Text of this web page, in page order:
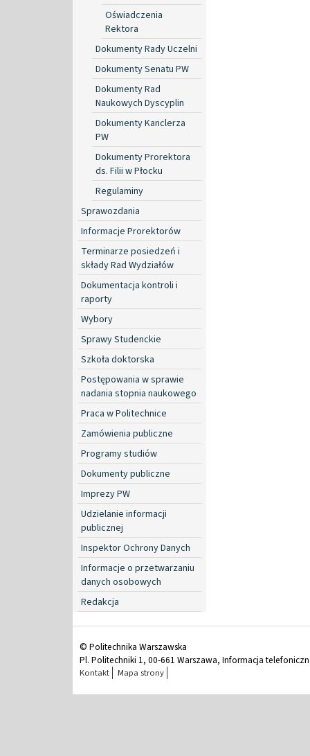
Oświadczenia
Rektora
Dokumenty Rady Uczelni
Dokumenty Senatu PW
Dokumenty Rad
Naukowych Dyscyplin
Dokumenty Kanclerza
PW
Dokumenty Prorektora
ds. Filii w Płocku
Regulaminy
Sprawozdania
Informacje Prorektorów
Terminarze posiedzeń i
składy Rad Wydziałów
Dokumentacja kontroli i
raporty
Wybory
Sprawy Studenckie
Szkoła doktorska
Postępowania w sprawie
nadania stopnia naukowego
Praca w Politechnice
Zamówienia publiczne
Programy studiów
Dokumenty publiczne
Imprezy PW
Udzielanie informacji
publicznej
Inspektor Ochrony Danych
Informacje o przetwarzaniu
danych osobowych
Redakcja
© Politechnika Warszawska
Pl. Politechniki 1, 00-661 Warszawa, Informacja
Kontakt Mapa strony